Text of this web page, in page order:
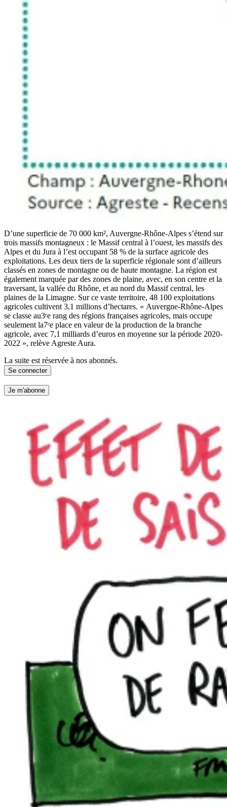
D’une superficie de 70 000 km², Auvergne-Rhône-Alpes s’étend sur
trois massifs montagneux : le Massif central à l’ouest, les massifs des
Alpes et du Jura à l’est occupant 58 % de la surface agricole des
exploitations. Les deux tiers de la superficie régionale sont d’ailleurs
classés en zones de montagne ou de haute montagne. La région est
également marquée par des zones de plaine, avec, en son centre et la
traversant, la vallée du Rhône, et au nord du Massif central, les
plaines de la Limagne. Sur ce vaste territoire, 48 100 exploitations
agricoles cultivent 3,1 millions d’hectares. « Auvergne-Rhô­ne-Alpes
se classe au3ᵉe rang des régions françaises agricoles, mais occupe
seulement la7ᵉe place en valeur de la production de la branche
agricole, avec 7,1 milliards d’euros en moyenne sur la période 2020-
2022 », relève Agreste Aura.
La suite est réservée à nos abonnés.
Se connecter
Je m'abonne